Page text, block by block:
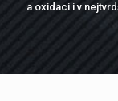
a oxidaci i v